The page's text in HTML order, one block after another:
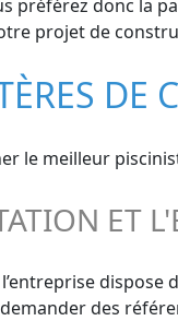
préférez donc la
projet de
le meilleur
ET
l’entreprise
demander des